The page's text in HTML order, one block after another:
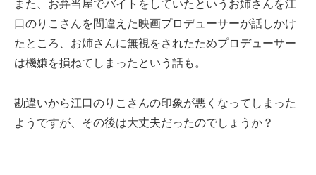
また、お弁当屋でバイトをしていたというお姉さんを江
口のりこさんを間違えた映画プロデューサーが話しかけ
たところ、お姉さんに無視をされたためプロデューサー
は機嫌を損ねてしまったという話も。
勘違いから江口のりこさんの印象が悪くなってしまった
ようですが、その後は大丈夫だったのでしょうか？